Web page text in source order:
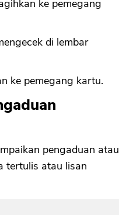
ke pemegang
di lembar
ke pemegang kartu.
pengaduan atau
tertulis atau lisan